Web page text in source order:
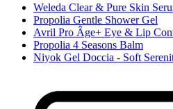
Weleda Clear & Pure Skin
Propolia Gentle Shower Gel
Avril Pro Âge+ Eye & Lip
Propolia 4 Seasons Balm
Niyok Gel Doccia - Soft